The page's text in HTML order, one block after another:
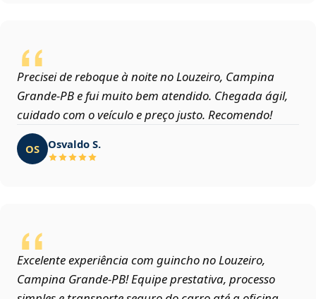
Precisei de reboque à noite no Louzeiro, Campina
Grande‑PB e fui muito bem atendido. Chegada ágil,
cuidado com o veículo e preço justo. Recomendo!
OS Osvaldo S.
Excelente experiência com guincho no Louzeiro,
Campina Grande‑PB! Equipe prestativa, processo